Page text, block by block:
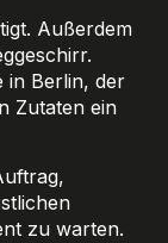
Außerdem
in Berlin, der
Zutaten ein
zu warten.